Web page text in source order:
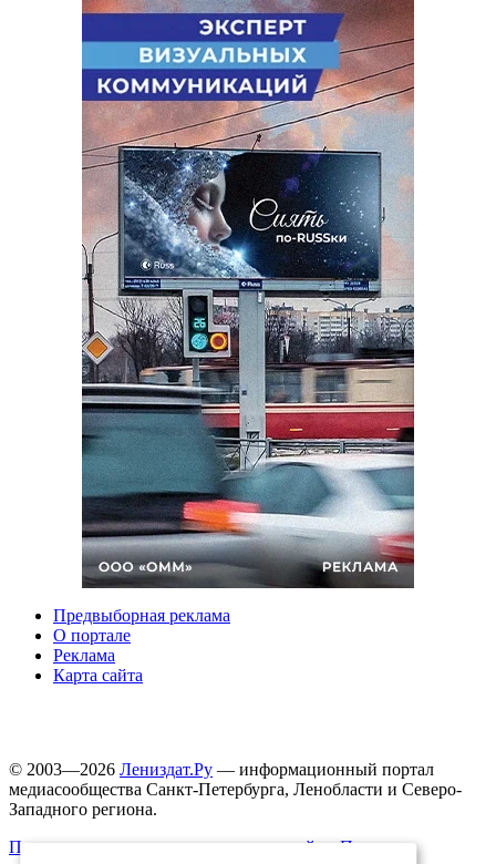
Предвыборная реклама
О портале
Реклама
Карта сайта
© 2003—2026 Лениздат.Ру — информационный портал
медиасообщества Санкт-Петербурга, Ленобласти и Северо-
Западного региона.
Правила использования содержания сайта.
Политика